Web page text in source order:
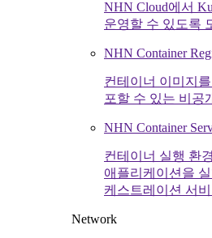
NHN Cloud에서
운영할 수 있도록
NHN Container
컨테이너 이미지
포할 수 있는 비공
NHN Container
컨테이너 실행 환
애플리케이션을
케스트레이션 서
Network